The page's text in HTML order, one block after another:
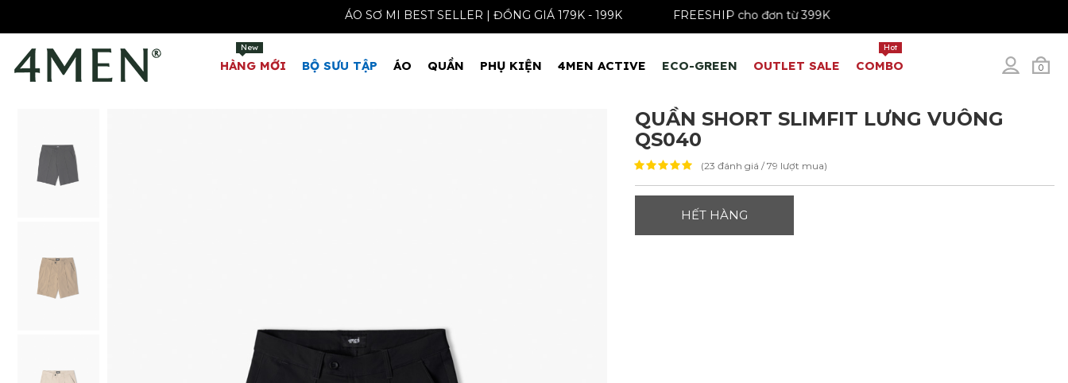
ÁO SƠ MI BEST SELLER | ĐỒNG GIÁ 179K - 199K FREESHIP cho đơn từ 399K
0
HÀNG MỚI
New
BỘ SƯU TẬP ÁO QUẦN PHỤ KIỆN 4MEN ACTIVE ECO-GREEN OUTLET SALE COMBO
Hot
QUẦN SHORT SLIMFIT LƯNG VUÔNG
QS040
(23 đánh giá / 79 lượt mua)
HẾT HÀNG